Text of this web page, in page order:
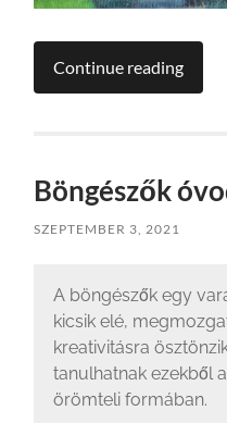
Continue reading
Böngészők
SZEPTEMBER 3, 2021
A böngészők egy
kicsik elé,
kreativitásra
tanulhatnak ezekből
örömteli formában.